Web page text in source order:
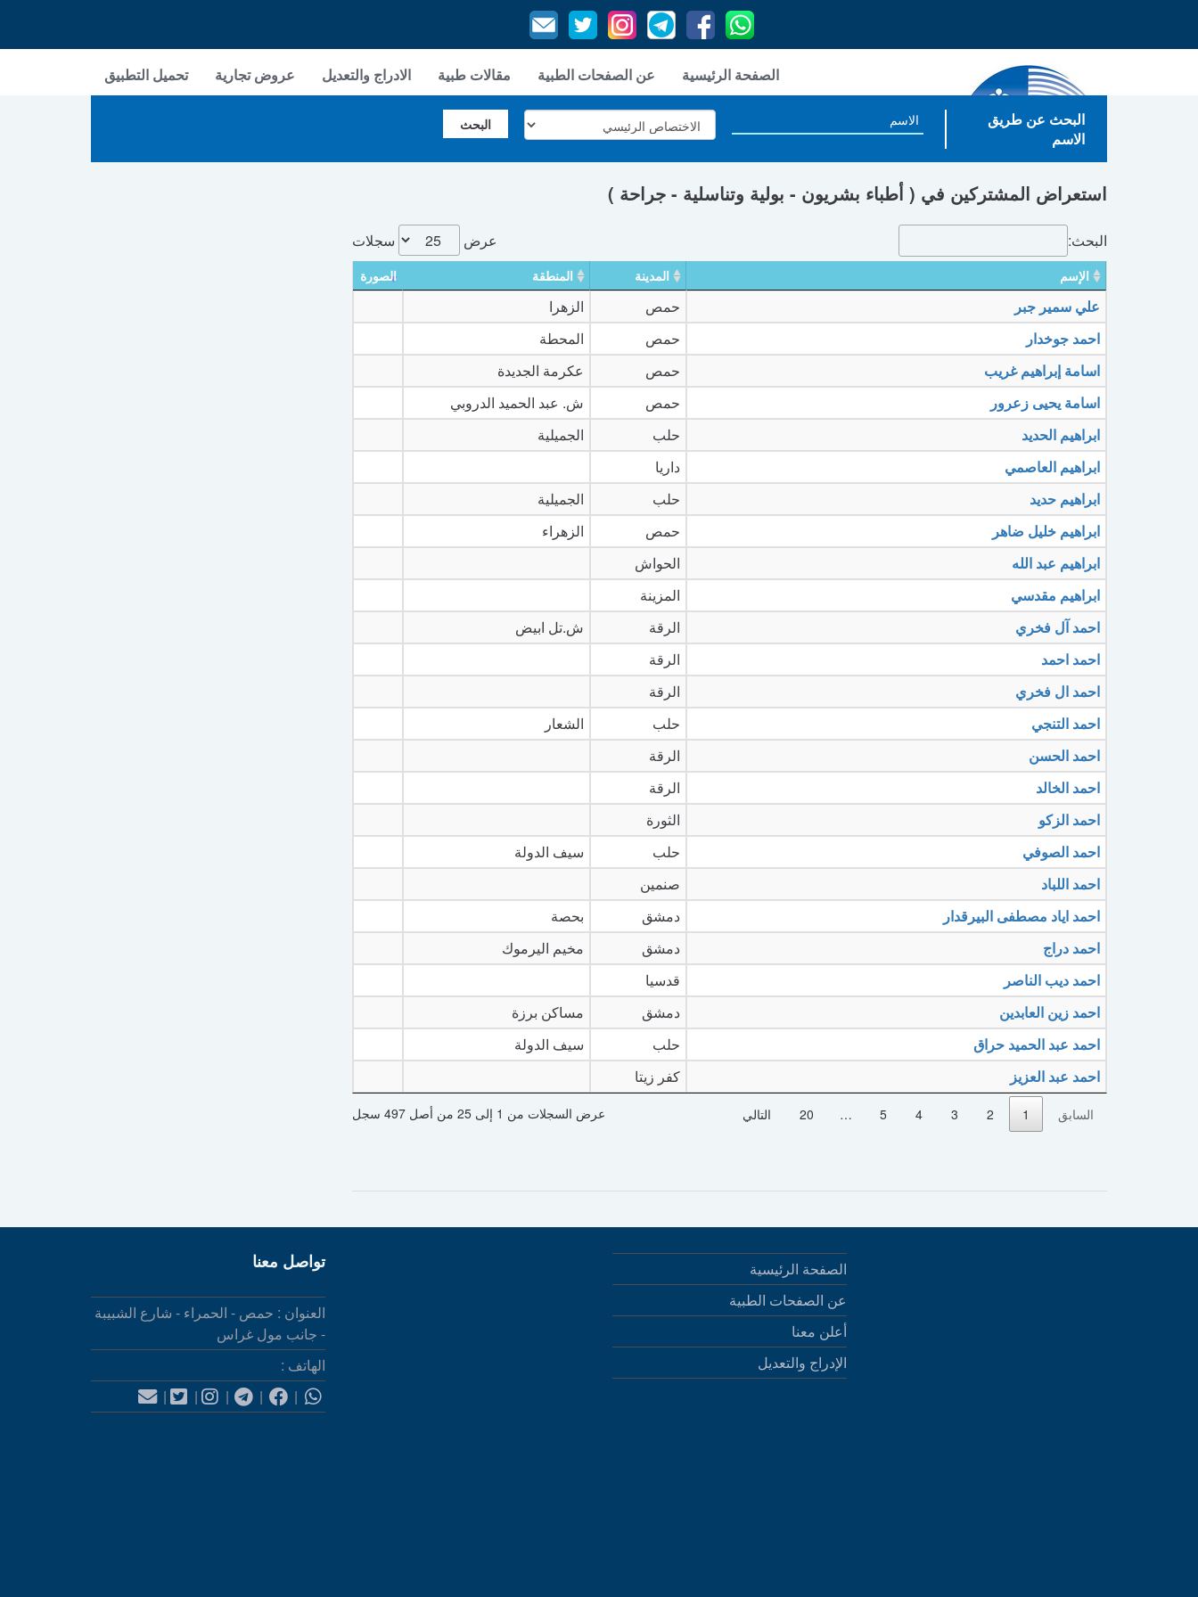
الصفحة الرئيسية عن الصفحات الطبية مقالات طبية الادراج والتعديل عروض تجارية تحميل التطبيق
البحث عن طريق
الاسم
استعراض المشتركين في ( أطباء بشريون - بولية وتناسلية - جراحة )
عرض سجلات البحث:
الإسم المدينة المنطقة الصورة
علي سمير جبر حمص
الزهرا
احمد جوخدار
حمص
المحطة
اسامة إبراهيم غريب
حمص
عكرمة الجديدة
اسامة يحيى زعرور
حمص
ش. عبد الحميد الدروبي
ابراهيم الحديد
حلب
الجميلية
ابراهيم العاصمي
داريا
ابراهيم حديد
حلب
الجميلية
ابراهيم خليل ضاهر
حمص
الزهراء
ابراهيم عبد الله
الحواش
ابراهيم مقدسي
المزينة
احمد آل فخري
الرقة
ش.تل ابيض
احمد احمد
الرقة
احمد ال فخري
الرقة
احمد التنجي
حلب
الشعار
احمد الحسن
الرقة
احمد الخالد
الرقة
احمد الزكو
الثورة
احمد الصوفي
حلب
سيف الدولة
احمد اللباد
صنمين
احمد اياد مصطفى البيرقدار
دمشق
بحصة
احمد دراج
دمشق
مخيم اليرموك
احمد ديب الناصر
قدسيا
احمد زين العابدين
دمشق
مساكن برزة
احمد عبد الحميد حراق
حلب
سيف الدولة
احمد عبد العزيز
كفر زيتا
عرض السجلات من 1 إلى 25 من أصل 497 سجل السابق 1
2
3
4
5
…
20 التالي
الصفحة الرئيسية
عن الصفحات الطبية
أعلن معنا
الإدراج والتعديل
تواصل معنا
العنوان : حمص - الحمراء - شارع الشبيبة
- جانب مول غراس
الهاتف :
|
|
|
|
|